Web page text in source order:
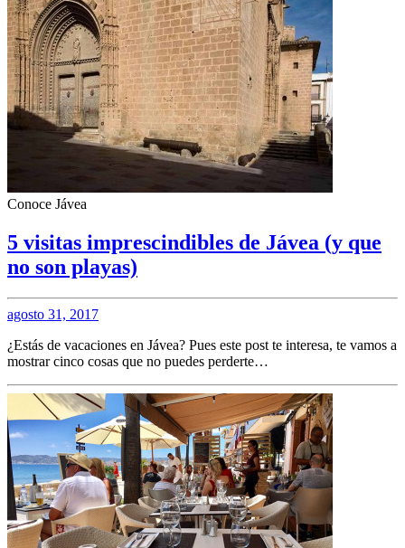
Conoce Jávea
5 visitas imprescindibles de Jávea (y que
no son playas)
agosto 31, 2017
¿Estás de vacaciones en Jávea? Pues este post te interesa, te vamos a
mostrar cinco cosas que no puedes perderte…